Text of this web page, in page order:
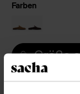
Farben
Größe
Trusted Shop-